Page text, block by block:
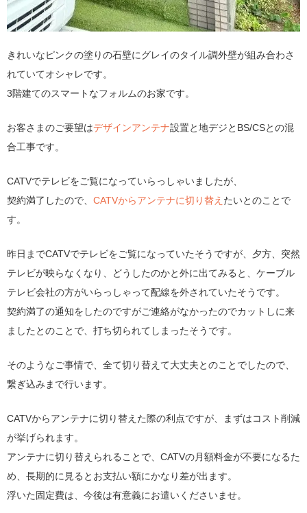
きれいなピンクの塗りの石壁にグレイのタイル調外壁が組み合わさ
れていてオシャレです。
3階建てのスマートなフォルムのお家です。
お客さまのご要望はデザインアンテナ設置と地デジとBS/CSとの混
合工事です。
CATVでテレビをご覧になっていらっしゃいましたが、
契約満了したので、 CATVからアンテナに切り替え たいとのことで
す。
昨日までCATVでテレビをご覧になっていたそうですが、夕方、突然
テレビが映らなくなり、どうしたのかと外に出てみると、ケーブル
テレビ会社の方がいらっしゃって配線を外されていたそうです。
契約満了の通知をしたのですがご連絡がなかったのでカットしに来
ましたとのことで、打ち切られてしまったそうです。
そのようなご事情で、全て切り替えて大丈夫とのことでしたので、
繋ぎ込みまで行います。
CATVからアンテナに切り替えた際の利点ですが、まずはコスト削減
が挙げられます。
アンテナに切り替えられることで、CATVの月額料金が不要になるた
め、長期的に見るとお支払い額にかなり差が出ます。
浮いた固定費は、今後は有意義にお遣いくださいませ。